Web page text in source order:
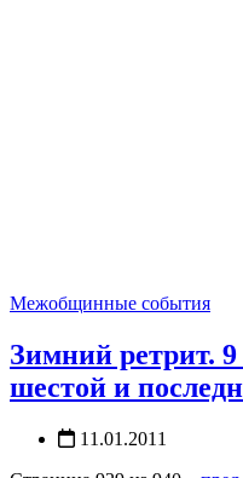
Межобщинные события
Зимний ретрит.
шестой и
11.01.2011